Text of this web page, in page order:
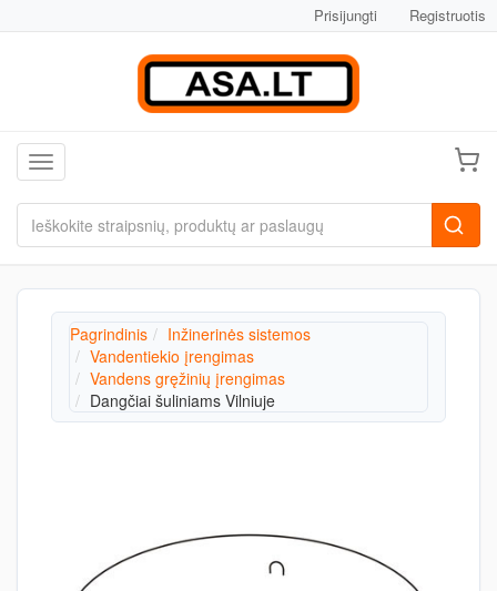
Prisijungti Registruotis
Toggle navigation
Pagrindinis
Inžinerinės sistemos
Vandentiekio įrengimas
Vandens gręžinių įrengimas
Dangčiai šuliniams Vilniuje